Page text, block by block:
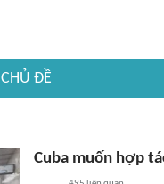
CHỦ ĐỀ
Cuba muốn hợp